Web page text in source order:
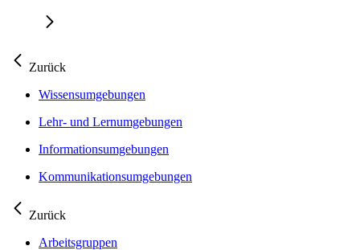
Zurück
Wissensumgebungen
Lehr- und Lernumgebungen
Informationsumgebungen
Kommunikationsumgebungen
Zurück
Arbeitsgruppen